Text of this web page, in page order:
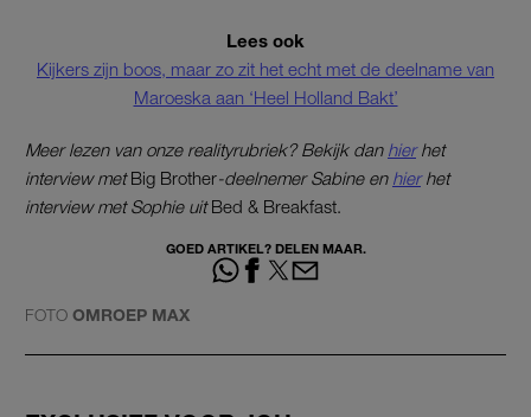
Lees ook
Kijkers zijn boos, maar zo zit het echt met de deelname van
Maroeska aan ‘Heel Holland Bakt’
Meer lezen van onze realityrubriek? Bekijk dan hierhet
interview metBig Brother-deelnemer Sabine en hierhet
interview met Sophie uitBed & Breakfast.
GOED ARTIKEL? DELEN MAAR.
FOTO OMROEP MAX